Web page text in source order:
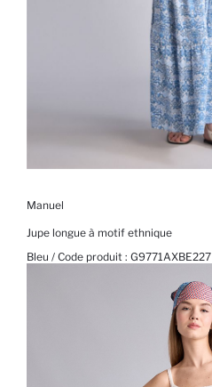
Manuel
Jupe longue à motif ethnique
Bleu / Code produit : G9771AXBE227